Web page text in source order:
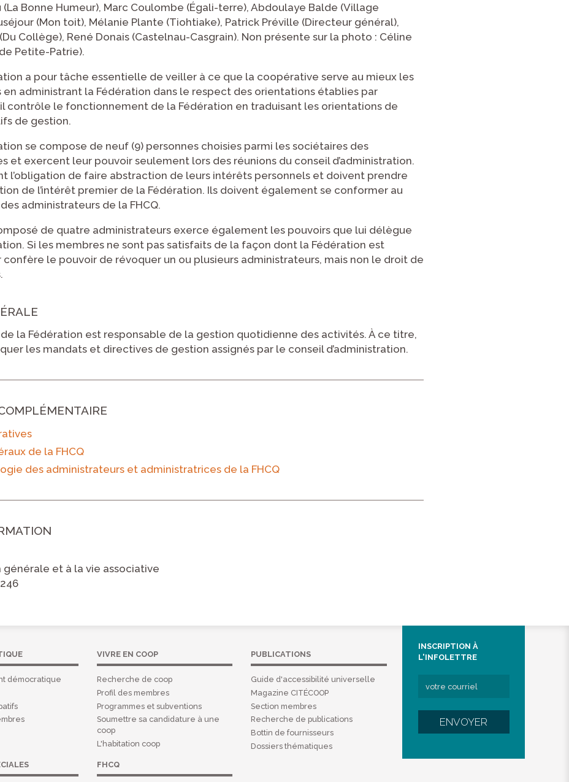
Bonne Humeur), Marc Coulombe (Égali-terre), Abdoulaye Balde (Village
(Mon toit), Mélanie Plante (Tiohtiake), Patrick Préville (Directeur général),
Collège), René Donais (Castelnau-Casgrain). Non présente sur la photo : Céline
Petite-Patrie).
a pour tâche essentielle de veiller à ce que la coopérative serve au mieux les
administrant la Fédération dans le respect des orientations établies par
contrôle le fonctionnement de la Fédération en traduisant les orientations de
de gestion.
se compose de neuf (9) personnes choisies parmi les sociétaires des
et exercent leur pouvoir seulement lors des réunions du conseil d’administration.
l’obligation de faire abstraction de leurs intérêts personnels et doivent prendre
de l’intérêt premier de la Fédération. Ils doivent également se conformer au
administrateurs de la FHCQ.
de quatre administrateurs exerce également les pouvoirs que lui délègue
Si les membres ne sont pas satisfaits de la façon dont la Fédération est
le pouvoir de révoquer un ou plusieurs administrateurs, mais non le droit de
la Fédération est responsable de la gestion quotidienne des activités. À ce titre,
les mandats et directives de gestion assignés par le conseil d’administration.
de la FHCQ
des administrateurs et administratrices de la FHCQ
et à la vie associative
démocratique
VIVRE EN COOP
Recherche de coop
Profil des membres
Programmes et subventions
Soumettre sa candidature à une
coop
L'habitation coop
PUBLICATIONS
Guide d'accessibilité universelle
Magazine CITÉCOOP
Section membres
Recherche de publications
Bottin de fournisseurs
Dossiers thématiques
FHCQ
INSCRIPTION À
L'INFOLETTRE
ENVOYER